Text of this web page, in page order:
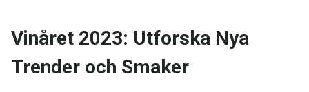
Vinåret 2023: Utforska Nya
Trender och Smaker